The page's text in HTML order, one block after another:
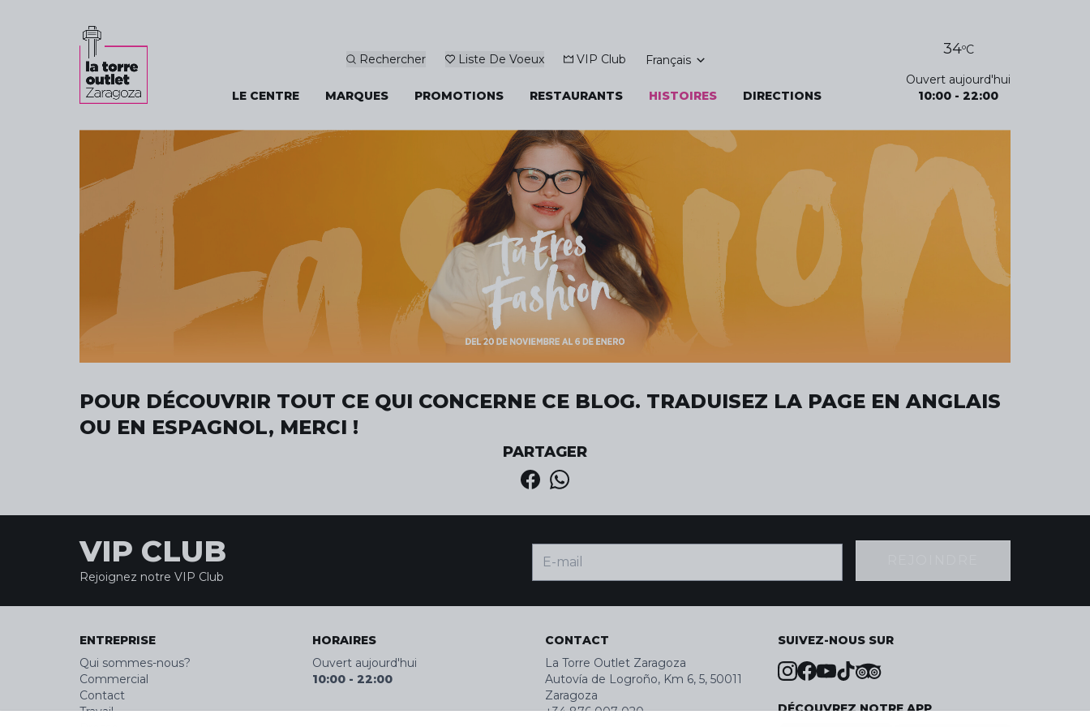
Rechercher Liste De Voeux VIP Club Français
LE CENTRE MARQUES PROMOTIONS RESTAURANTS HISTOIRES DIRECTIONS
34ºC
Ouvert aujourd'hui
10:00 - 22:00
POUR DÉCOUVRIR TOUT CE QUI CONCERNE CE BLOG. TRADUISEZ LA PAGE EN ANGLAIS
OU EN ESPAGNOL, MERCI !
PARTAGER
VIP CLUB
Rejoignez notre VIP Club
ENTREPRISE
Qui sommes-nous?
Commercial
Contact
Travail
HORAIRES
Ouvert aujourd'hui
10:00 - 22:00
CONTACT
La Torre Outlet Zaragoza
Autovía de Logroño, Km 6, 5, 50011
Zaragoza
+34 876 007 020
SUIVEZ-NOUS SUR
DÉCOUVREZ NOTRE APP